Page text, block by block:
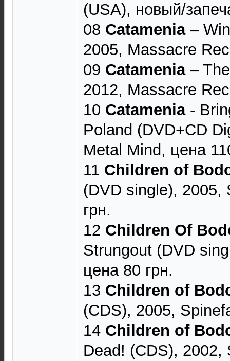
(USA), новый/
08 Catamenia‎–
2005, Massacre
09 Catamenia‎–
2012, Massacre
10 Catamenia-
Poland (DVD+CD
Metal Mind, цена
11 Children of
(DVD single), 2005,
грн.
12 Children Of
Strungout (DVD
цена 80 грн.
13 Children of
(CDS), 2005,
14 Children of
Dead! (CDS), 2002,